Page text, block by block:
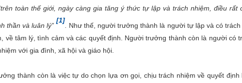
toàn thế giới, ngày càng gia tăng ý thức tự lập và trách nhiệm, điều rất
thần và luân lý”
[1]
Như thế, người trưởng thành là người tự lập và có
về tâm lý, tình cảm và các quyết định. Người trưởng thành còn là người có
với gia đình, xã hội và giáo hội.
thành còn là việc tự do chọn lựa ơn gọi, chịu trách nhiệm về quyết